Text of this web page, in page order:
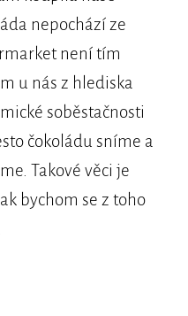
nepochází ze
není tím
u nás z hlediska
soběstačnosti
čokoládu sníme a
Takové věci je
bychom se z toho